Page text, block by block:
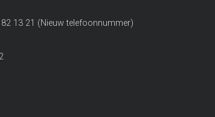
13 21 (Nieuw telefoonnummer)